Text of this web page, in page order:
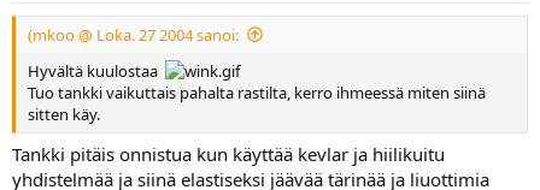
(mkoo @ Loka. 27 2004 sanoi:
Hyvältä kuulostaa
Tuo tankki vaikuttais pahalta rastilta, kerro ihmeessä miten siinä
sitten käy.
Tankki pitäis onnistua kun käyttää kevlar ja hiilikuitu
yhdistelmää ja siinä elastiseksi jäävää tärinää ja liuottimia